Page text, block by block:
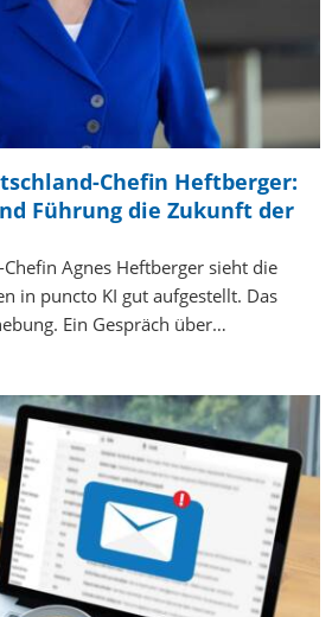
Chefin Heftberger:
Führung die Zukunft der
Agnes Heftberger sieht die
in puncto KI gut aufgestellt. Das
Ein Gespräch über…